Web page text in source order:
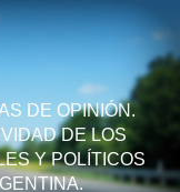
DE OPINIÓN.
DE LOS
Y POLÍTICOS